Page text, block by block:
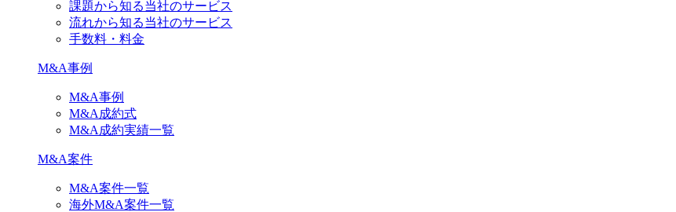
課題から知る当社のサービス
流れから知る当社のサービス
手数料・料金
M&A事例
M&A事例
M&A成約式
M&A成約実績一覧
M&A案件
M&A案件一覧
海外M&A案件一覧